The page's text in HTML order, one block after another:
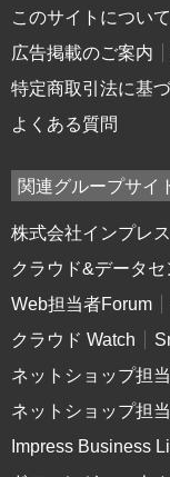
このサイトについて
広告掲載のご案内
特定商取引法に基
よくある質問
関連グループサイ
株式会社インプレス
クラウド&データ
Web担当者Forum
クラウド Watch
ネットショップ担
ネットショップ担
Impress Business